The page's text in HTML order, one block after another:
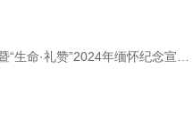
生命·礼赞”2024年缅怀纪念宣…